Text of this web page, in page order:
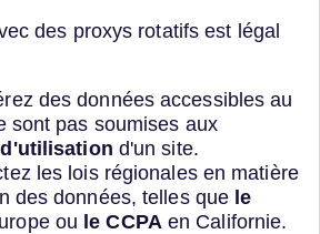
des proxys rotatifs est légal
des données accessibles au
sont pas soumises aux
d'un site.
les lois régionales en matière
des données, telles que le
ou le CCPA en Californie.